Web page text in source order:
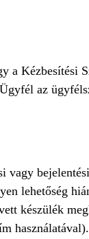
a Kézbesítési
az
vagy
lehetőség
készülék